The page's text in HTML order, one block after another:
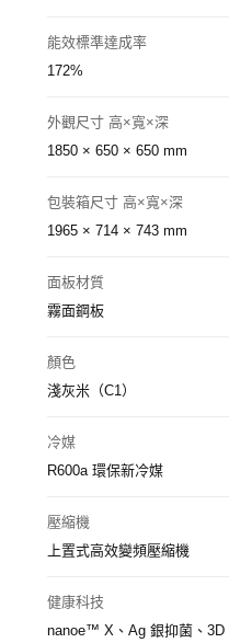
能效標準達成率
172%
外觀尺寸 高×寬×深
1850 × 650 × 650 mm
包裝箱尺寸 高×寬×深
1965 × 714 × 743 mm
面板材質
霧面鋼板
顏色
淺灰米（C1）
冷媒
R600a 環保新冷媒
壓縮機
上置式高效變頻壓縮機
健康科技
nanoe™ X、Ag 銀抑菌、3D